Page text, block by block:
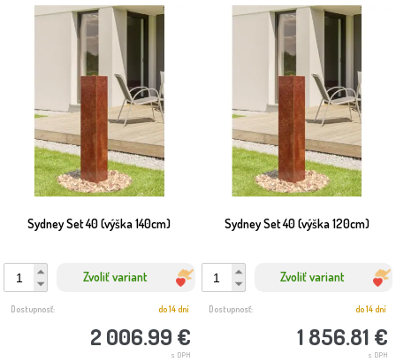
Sydney Set 40 (výška 140cm)
Zvoliť variant
2 006.99 €
s DPH
Dostupnosť: do 14 dní
Sydney Set 40 (výška 120cm)
Zvoliť variant
1 856.81 €
s DPH
Dostupnosť: do 14 dní